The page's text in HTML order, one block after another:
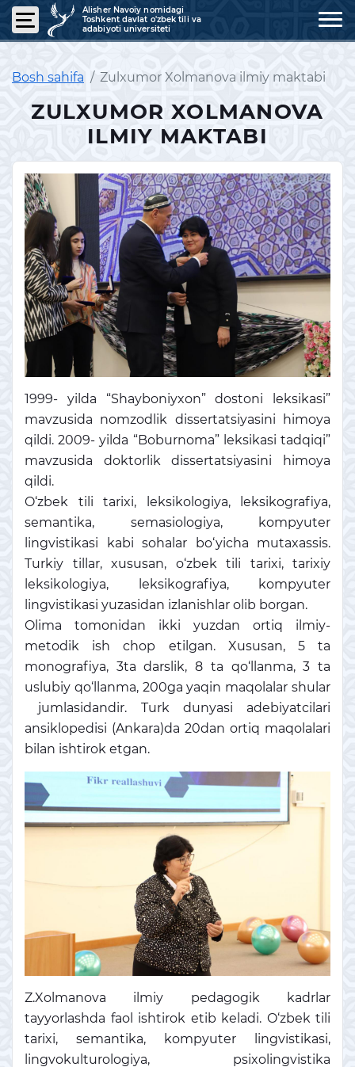
Alisher Navoiy nomidagi
Toshkent davlat o'zbek tili va
adabiyoti universiteti
Bosh sahifa Zulxumor Xolmanova ilmiy maktabi
ZULXUMOR XOLMANOVA
ILMIY MAKTABI
1999- yilda “Shayboniyxon” dostoni leksikasi”
mavzusida nomzodlik dissertatsiyasini himoya
qildi. 2009- yilda “Boburnoma” leksikasi tadqiqi”
mavzusida doktorlik dissertatsiyasini himoya
qildi.
O‘zbek tili tarixi, leksikologiya, leksikografiya,
semantika, semasiologiya, kompyuter
lingvistikasi kabi sohalar bo‘yicha mutaxassis.
Turkiy tillar, xususan, o‘zbek tili tarixi, tarixiy
leksikologiya, leksikografiya, kompyuter
lingvistikasi yuzasidan izlanishlar olib borgan.
Olima tomonidan ikki yuzdan ortiq ilmiy-
metodik ish chop etilgan. Xususan, 5 ta
monografiya, 3ta darslik, 8 ta qo‘llanma, 3 ta
uslubiy qo‘llanma, 200ga yaqin maqolalar shular
jumlasidandir. Turk dunyasi adebiyatcilari
ansiklopedisi (Ankara)da 20dan ortiq maqolalari
bilan ishtirok etgan.
Z.Xolmanova ilmiy pedagogik kadrlar
tayyorlashda faol ishtirok etib keladi. O‘zbek tili
tarixi, semantika, kompyuter lingvistikasi,
lingvokulturologiya, psixolingvistika